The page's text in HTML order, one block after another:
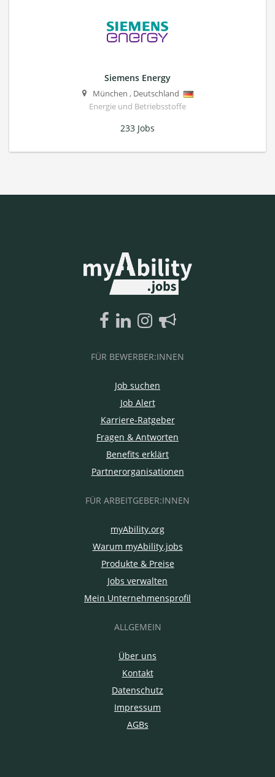
Siemens Energy
München , Deutschland
Energie und Betriebsstoffe
233 Jobs
FÜR BEWERBER:INNEN
Job suchen
Job Alert
Karriere-Ratgeber
Fragen & Antworten
Benefits erklärt
Partnerorganisationen
FÜR ARBEITGEBER:INNEN
myAbility.org
Warum myAbility.jobs
Produkte & Preise
Jobs verwalten
Mein Unternehmensprofil
ALLGEMEIN
Über uns
Kontakt
Datenschutz
Impressum
AGBs